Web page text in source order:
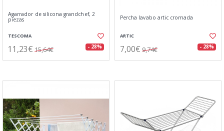
Agarrador de silicona grandchef, 2
piezas
TESCOMA
11,23€ 15,64€ - 28%
Percha lavabo artic cromada
ARTIC
7,00€ 9,74€ - 28%